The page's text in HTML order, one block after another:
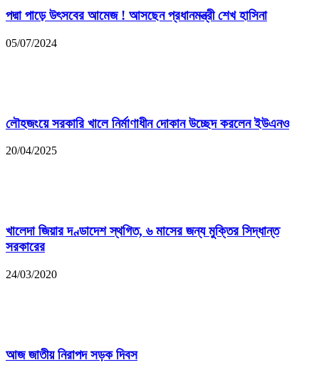
পদ্মা পাড়ে উৎসবের আমেজ ! আসছেন প্রধানমন্ত্রী শেখ হাসিনা
05/07/2024
লৌহজংয়ে সরকারি খালে নির্মাণাধীন দোকান উচ্ছেদ করলেন ইউএনও
20/04/2025
খালেদা জিয়ার দণ্ডাদেশ স্থগিত, ৬ মাসের জন্য মুক্তির সিদ্ধান্ত
সরকারের
24/03/2020
আজ জাতীয় নিরাপদ সড়ক দিবস